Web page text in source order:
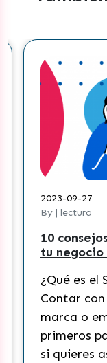
para optimizar
y para qué
un sitio web
es uno de
que debes
[…]